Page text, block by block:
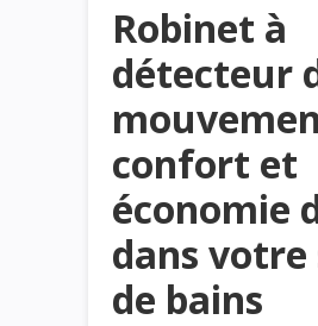
Robinet à
détecteur
confort et
économie
dans votre
de bains